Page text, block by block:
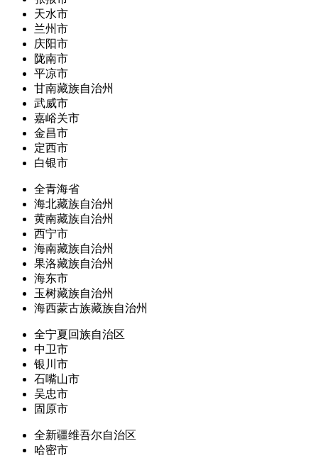
天水市
兰州市
庆阳市
陇南市
平凉市
甘南藏族自治州
武威市
嘉峪关市
金昌市
定西市
白银市
全青海省
海北藏族自治州
黄南藏族自治州
西宁市
海南藏族自治州
果洛藏族自治州
海东市
玉树藏族自治州
海西蒙古族藏族自治州
全宁夏回族自治区
中卫市
银川市
石嘴山市
吴忠市
固原市
全新疆维吾尔自治区
哈密市